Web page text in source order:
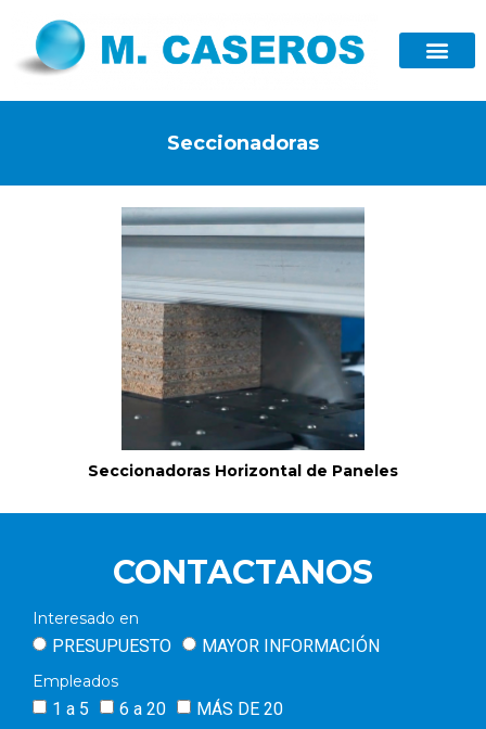
Seccionadoras
Seccionadoras Horizontal de Paneles
CONTACTANOS
Interesado en
PRESUPUESTO MAYOR INFORMACIÓN
Empleados
1 a 5 6 a 20 MÁS DE 20